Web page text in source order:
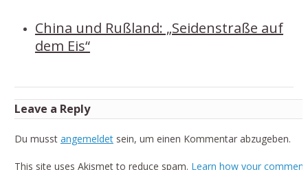
China und Rußland: „Seidenstraße auf
dem Eis“
Leave a Reply
Du musst angemeldetsein, um einen Kommentar abzugeben.
This site uses Akismet to reduce spam. Learn how your comment